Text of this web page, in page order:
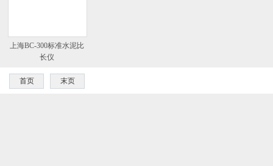
上海BC-300标准水泥比
长仪
首页 末页